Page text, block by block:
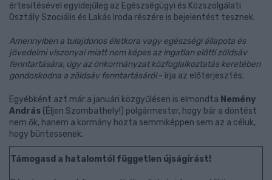
értesítésével egyidejűleg az Egészségügyi és Közszolgálati
Osztály Szociális és Lakás Iroda részére is bejelentést tesznek.
Amennyiben a tulajdonos életkora vagy egészségi állapota és
jövedelmi viszonyai miatt nem képes az ingatlan előtti zöldsáv
fenntartására, úgy az önkormányzat közfoglalkoztatás keretében
gondoskodna a zöldsáv fenntartásáról- írja az előterjesztés.
Egyébként azt már a januári közgyűlésen is elmondta Nemény
András (Éljen Szombathely!) polgármester, hogy bár a döntést
nem ők, hanem a kormány hozta semmiképpen sem az a céluk,
hogy büntessenek.
Támogasd a hatalomtól független újságírást!